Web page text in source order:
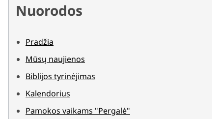
Nuorodos
Pradžia
Mūsų naujienos
Biblijos tyrinėjimas
Kalendorius
Pamokos vaikams "Pergalė"